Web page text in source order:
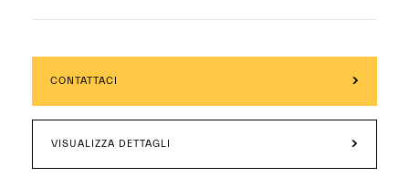
CONTATTACI
VISUALIZZA DETTAGLI